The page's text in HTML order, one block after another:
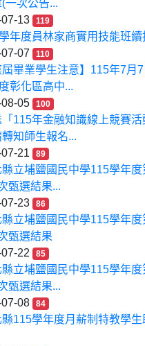
一次公告...
13
119
年度員林家商實用技能班續
07
110
屆畢業學生注意】115年7月
彰化區高中...
05
100
115年金融知識線上競賽活
知師生報名...
21
89
立埔鹽國民中學115學年
甄選結果...
23
86
立埔鹽國民中學115學年
甄選結果
22
85
立埔鹽國民中學115學年
甄選結果...
08
84
115學年度月薪制特教學